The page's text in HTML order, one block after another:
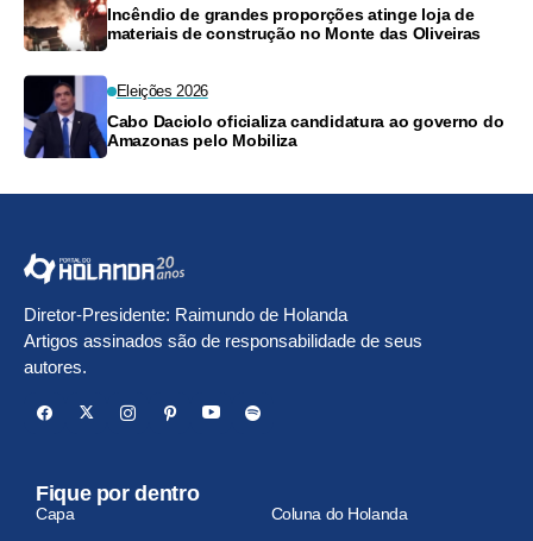
Incêndio de grandes proporções atinge loja de
materiais de construção no Monte das Oliveiras
Eleições 2026
Cabo Daciolo oficializa candidatura ao governo do
Amazonas pelo Mobiliza
Diretor-Presidente: Raimundo de Holanda
Artigos assinados são de responsabilidade de seus
autores.
Fique por dentro
Capa
Coluna do Holanda